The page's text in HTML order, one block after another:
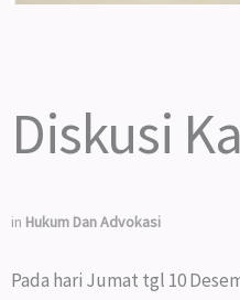
Diskusi
in Hukum Dan Advokasi
Pada hari Jumat tgl 10